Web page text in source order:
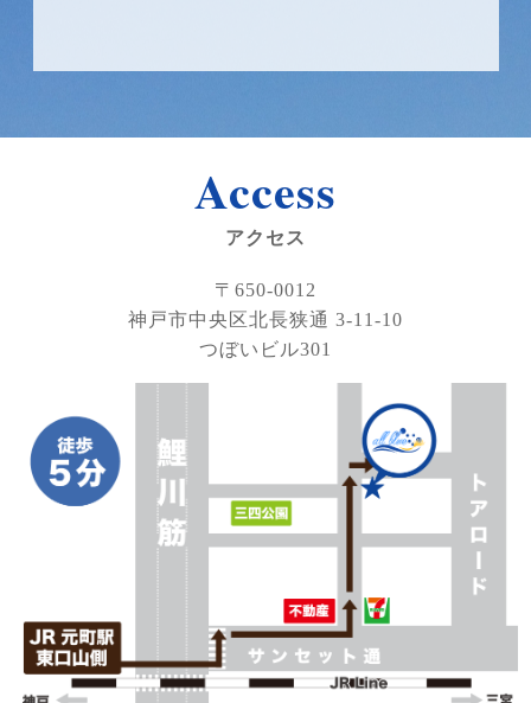
Access
アクセス
〒650-0012
神戸市中央区北長狭通 3-11-10
つぼいビル301